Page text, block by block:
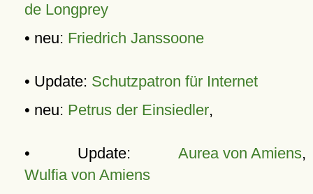
de Longprey
• neu: Friedrich Janssoone
• Update: Schutzpatron für Internet
• neu: Petrus der Einsiedler,
• Update: Aurea von Amiens,
Wulfia von Amiens